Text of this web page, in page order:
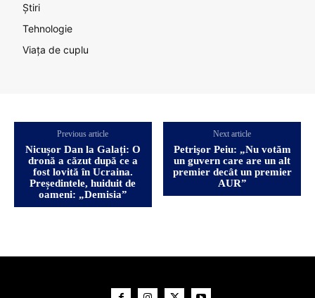
Știri
Tehnologie
Viața de cuplu
Previous article
Nicușor Dan la Galați: O
dronă a căzut după ce a
fost lovită în Ucraina.
Președintele, huiduit de
oameni: „Demisia”
Next article
Petrişor Peiu: „Nu votăm
un guvern care are un alt
premier decât un premier
AUR”